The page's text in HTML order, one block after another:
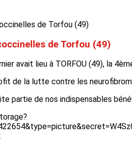
de Torfou (49)
avait lieu à TORFOU (49), la
de la lutte contre les
partie de nos indispensables